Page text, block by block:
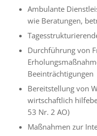
Ambulante
wie Beratungen,
Durchführung von
Beeinträchtigungen
Bereitstellung von
wirtschaftlich
53 Nr. 2 AO)
Maßnahmen zur